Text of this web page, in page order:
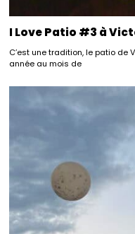
I Love Patio #3 à
C’est une tradition, le patio de
année au mois de